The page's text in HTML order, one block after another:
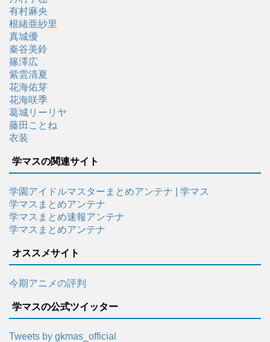
有村麻央
根緒亜紗里
真城優
秦谷美鈴
篠澤広
紫雲清夏
花海佑芽
花海咲季
葛城リーリヤ
藤田ことね
衣装
学マスの関連サイト
学園アイドルマスターまとめアンテナ | 学マス
学マスまとめアンテナ
学マスまとめ速報アンテナ
学マスまとめアンテナ
オススメサイト
今期アニメの評判
学マスの公式ツイッター
Tweets by gkmas_official